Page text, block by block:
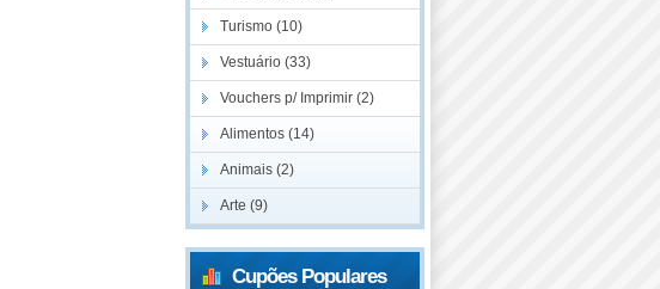
Turismo (10)
Vestuário (33)
Vouchers p/ Imprimir (2)
Alimentos (14)
Animais (2)
Arte (9)
Cupões Populares